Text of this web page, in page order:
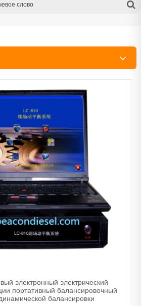
труб.
станок
электронный электрический
портативный балансировочный
балансировки